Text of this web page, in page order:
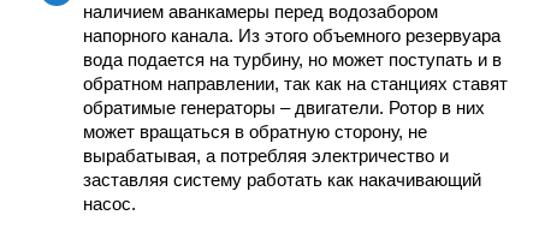
наличием аванкамеры перед водозабором
напорного канала. Из этого объемного резервуара
вода подается на турбину, но может поступать и в
обратном направлении, так как на станциях ставят
обратимые генераторы – двигатели. Ротор в них
может вращаться в обратную сторону, не
вырабатывая, а потребляя электричество и
заставляя систему работать как накачивающий
насос.